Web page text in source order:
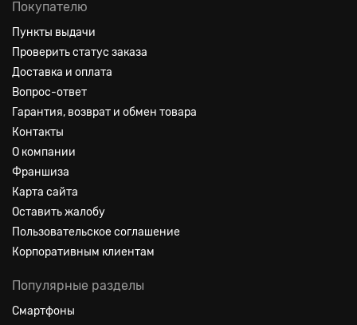
Покупателю
Пункты выдачи
Проверить статус заказа
Доставка и оплата
Вопрос-ответ
Гарантия, возврат и обмен товара
Контакты
О компании
Франшиза
Карта сайта
Оставить жалобу
Пользовательское соглашение
Корпоративным клиентам
Популярные разделы
Смартфоны